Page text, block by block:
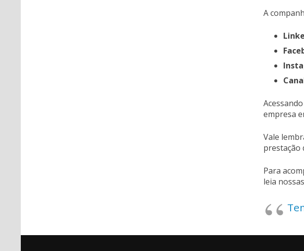
A
empresa
Vale
prestação
Para
leia